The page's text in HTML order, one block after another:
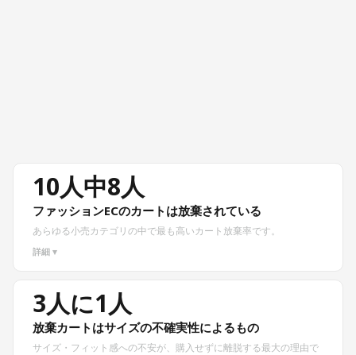
10人中8人
ファッションECのカートは放棄されている
あらゆる小売カテゴリの中で最も高いカート放棄率です。
詳細 ▾
3人に1人
放棄カートはサイズの不確実性によるもの
サイズ・フィット感への不安が、購入せずに離脱する最大の理由で